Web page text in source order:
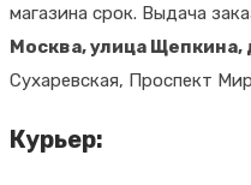
магазина срок. Выдача
Москва, улица Щепкина,
Сухаревская, Проспект
Курьер: